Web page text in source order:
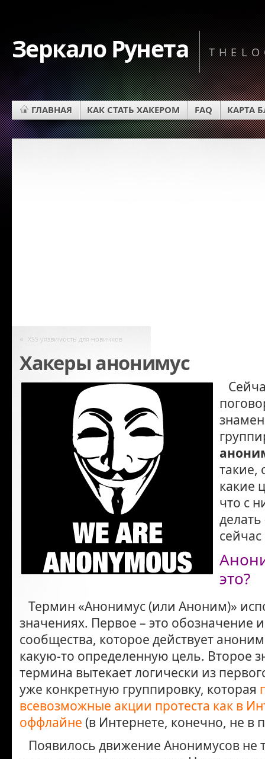
Зеркало Рунета
ГЛАВНАЯ КАК СТАТЬ ХАКЕРОМ FAQ КАРТА
« XSS уязвимость для новичков
Хакеры анонимус
такие,
какие
что с
это?
Термин «Анонимус (или Аноним)»
значениях. Первое – это обозначение
сообщества, которое действует
какую-то определенную цель. Второе
термина вытекает логически из
уже конкретную группировку, которая
всевозможные акции протеста как в
оффлайне (в Интернете, конечно, не
Появилось движение Анонимусов не